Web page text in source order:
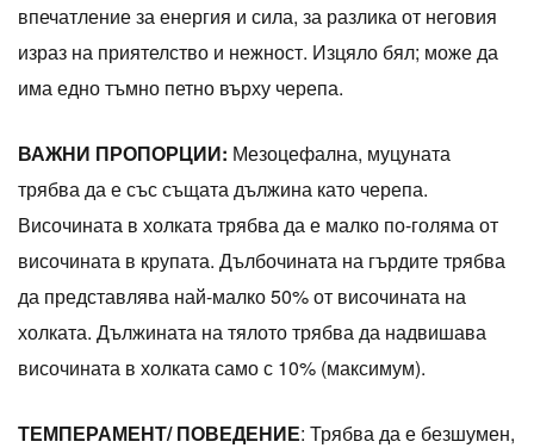
впечатление за енергия и сила, за разлика от неговия
израз на приятелство и нежност. Изцяло бял; може да
има едно тъмно петно ​​върху черепа.
ВАЖНИ ПРОПОРЦИИ: Мезоцефална, муцуната
трябва да е със същата дължина като черепа.
Височината в холката трябва да е малко по-голяма от
височината в крупата. Дълбочината на гърдите трябва
да представлява най-малко 50% от височината на
холката. Дължината на тялото трябва да надвишава
височината в холката само с 10% (максимум).
ТЕМПЕРАМЕНТ/ ПОВЕДЕНИЕ: Трябва да е безшумен,